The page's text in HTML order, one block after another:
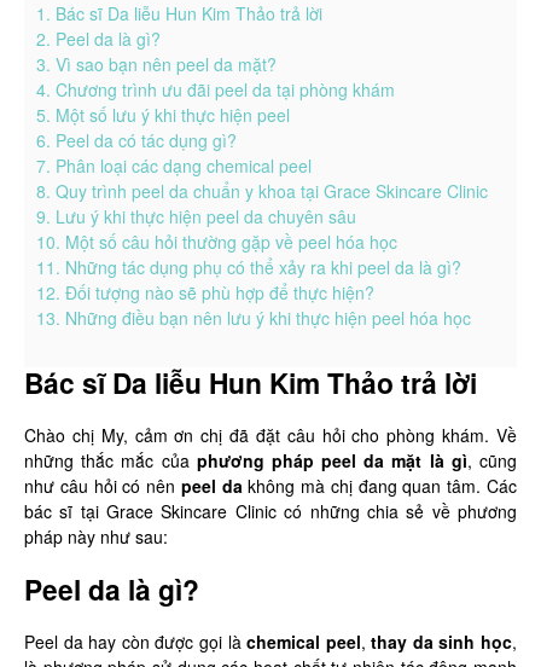
1. Bác sĩ Da liễu Hun Kim Thảo trả lời
2. Peel da là gì?
3. Vì sao bạn nên peel da mặt?
4. Chương trình ưu đãi peel da tại phòng khám
5. Một số lưu ý khi thực hiện peel
6. Peel da có tác dụng gì?
7. Phân loại các dạng chemical peel
8. Quy trình peel da chuẩn y khoa tại Grace Skincare Clinic
9. Lưu ý khi thực hiện peel da chuyên sâu
10. Một số câu hỏi thường gặp về peel hóa học
11. Những tác dụng phụ có thể xảy ra khi peel da là gì?
12. Đối tượng nào sẽ phù hợp để thực hiện?
13. Những điều bạn nên lưu ý khi thực hiện peel hóa học
Bác sĩ Da liễu Hun Kim Thảo trả lời
Chào chị My, cảm ơn chị đã đặt câu hỏi cho phòng khám. Về
những thắc mắc của phương pháp peel da mặt là gì, cũng
như câu hỏi có nên peel dakhông mà chị đang quan tâm. Các
bác sĩ tại Grace Skincare Clinic có những chia sẻ về phương
pháp này như sau:
Peel da là gì?
Peel da hay còn được gọi làchemical peel,thay da sinh học,